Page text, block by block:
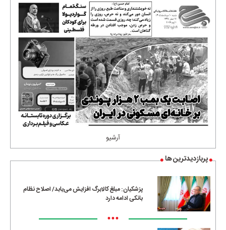
آرشیو
پربازدیدترین ها
پزشکیان: مبلغ کالابرگ افزایش می‌یابد/ اصلاح نظام
بانکی ادامه دارد
•••